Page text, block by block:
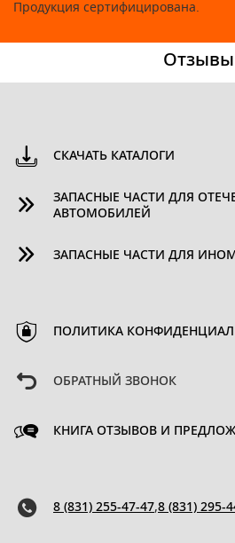
Продукция сертифицирована.
Отзывы
СКАЧАТЬ КАТАЛОГИ
ЗАПАСНЫЕ ЧАСТИ ДЛЯ
АВТОМОБИЛЕЙ
ЗАПАСНЫЕ ЧАСТИ ДЛЯ
ПОЛИТИКА
ОБРАТНЫЙ ЗВОНОК
КНИГА ОТЗЫВОВ И
8 (831) 255-47-47,8 (831) 295-